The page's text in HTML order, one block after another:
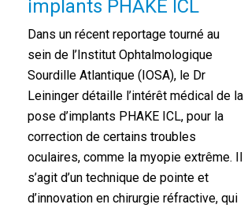
implants PHAKE ICL
Dans un récent reportage tourné au
sein de l’Institut Ophtalmologique
Sourdille Atlantique (IOSA), le Dr
Leininger détaille l’intérêt médical de la
pose d’implants PHAKE ICL, pour la
correction de certains troubles
oculaires, comme la myopie extrême. Il
s’agit d’un technique de pointe et
d’innovation en chirurgie réfractive, qui